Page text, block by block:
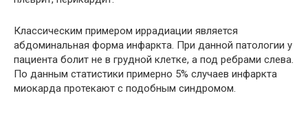
Классическим примером иррадиации является
абдоминальная форма инфаркта. При данной патологии у
пациента болит не в грудной клетке, а под ребрами слева.
По данным статистики примерно 5% случаев инфаркта
миокарда протекают с подобным синдромом.